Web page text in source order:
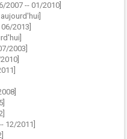
2007 -- 01/2010]
2013]
2003]
12/2011]